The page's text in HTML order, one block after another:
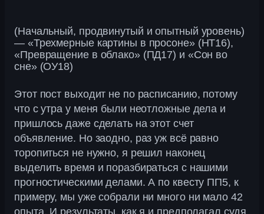
(Начальный, продвинутый и опытный уровень)
— «Трехмерные картины в просоне» (НТ16),
«Превращение в облако» (ПД17) и «Сон во
сне» (ОУ18)
Этот пост выходит не по расписанию, потому
что с утра у меня были неотложные дела и
пришлось даже сделать на этот счет
объявление. Но заодно, раз уж всё равно
торопиться не нужно, я решил наконец
выделить время и поразбираться с нашими
прогностическими делами. А по квесту ПП5, к
примеру, мы уже собрали ни много ни мало 42
опыта. И результаты, как я и предполагал судя